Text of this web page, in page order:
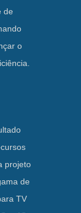
de
o
projeto
de
TV